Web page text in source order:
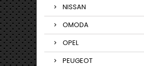
NISSAN
OMODA
OPEL
PEUGEOT